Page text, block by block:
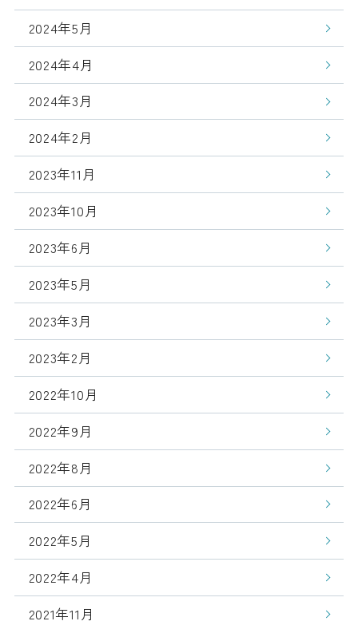
2024年5月
2024年4月
2024年3月
2024年2月
2023年11月
2023年10月
2023年6月
2023年5月
2023年3月
2023年2月
2022年10月
2022年9月
2022年8月
2022年6月
2022年5月
2022年4月
2021年11月